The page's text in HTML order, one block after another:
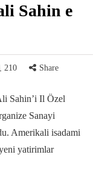
Sahin e
210 Share
Sahin’i Il Özel
Sanayi
Amerikali isadami
yatirimlar